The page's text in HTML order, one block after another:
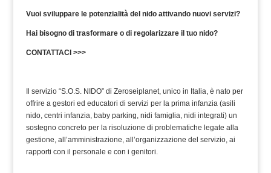
Vuoi sviluppare le potenzialità del nido attivando nuovi servizi?
Hai bisogno di trasformare o di regolarizzare il tuo nido?
CONTATTACI >>>
Il servizio “S.O.S. NIDO” di Zeroseiplanet, unico in Italia, è nato per
offrire a gestori ed educatori di servizi per la prima infanzia (asili
nido, centri infanzia, baby parking, nidi famiglia, nidi integrati) un
sostegno concreto per la risoluzione di problematiche legate alla
gestione, all’amministrazione, all’organizzazione del servizio, ai
rapporti con il personale e con i genitori.